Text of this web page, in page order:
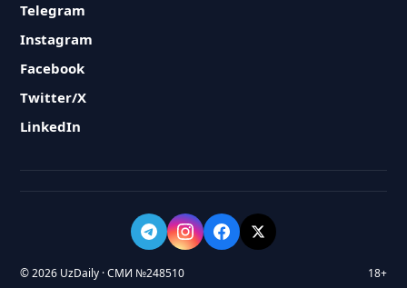
Telegram
Instagram
Facebook
Twitter/X
LinkedIn
© 2026 UzDaily · СМИ №248510 18+